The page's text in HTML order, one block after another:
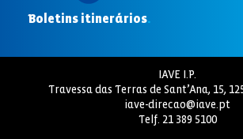
Boletins itinerários.
IAVE I.P.
Travessa das Terras de Sant’Ana, 15,
iave-direcao@iave.pt
Telf. 21 389 5100